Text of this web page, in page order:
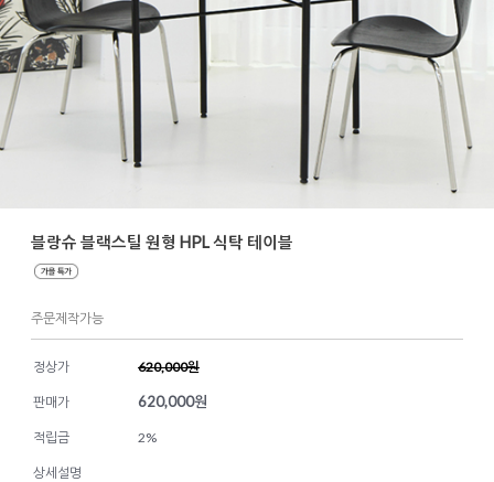
블랑슈 블랙스틸 원형 HPL 식탁 테이블
주문제작가능
정상가 620,000원
판매가 620,000원
적립금 2%
상세설명